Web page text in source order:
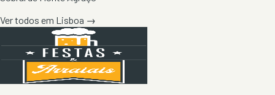
Ver todos em Lisboa →